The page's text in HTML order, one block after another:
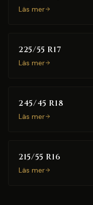
Läs mer
225/55 R17
Läs mer
245/45 R18
Läs mer
215/55 R16
Läs mer